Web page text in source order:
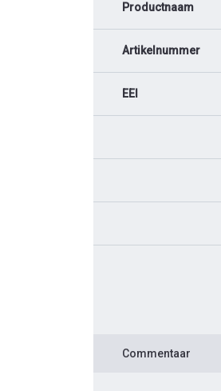
Productnaam
Artikelnummer
EEI
Commentaar